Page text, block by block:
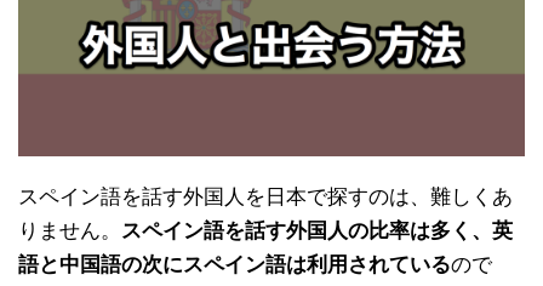
スペイン語を話す外国人を日本で探すのは、難しくあ
りません。 スペイン語を話す外国人の比率は多く、英
語と中国語の次にスペイン語は利用されているので